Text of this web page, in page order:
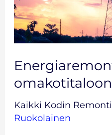
omakotitaloon
Kaikki Kodin
Ruokolainen